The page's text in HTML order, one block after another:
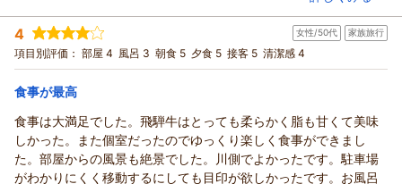
新穂高ロープウェイは、ぜひ次回リベンジですね！ 「また帰
ってきたい」と思っていただける旅になったこと、そして久し
ぶりに心からくつろげる時間になったとのお言葉、本当にあり
がたく思っております。
少し距離はございますが、またのんびりしたくなった時に、ふ
時間をありがとうございます。またお会いできる日を楽しみに
しております。
お客様係 黒淵
あたたかいお言葉もいただき、ありがとうございます。
またご縁があれば、とのお言葉までいただき、ありがたい気持
ちでいっぱいです。
次にお越しいただける日を楽しみに、これからも心を込めてお
迎えしてまいります。
（返信日：2025/12/27）
て平野屋さんは和室にしましたが、新しくはないですが清潔で景
色良く（部屋をワンランク上の眺めの良い部屋にして下さったの
では？）落ち着いて、大変、満足致しました。 お風呂も女性用
は隣に蔵の風呂も有りました。趣き有り、ユックリ入りまし
が、又、再訪したい、お宿の１つになりました。
宿泊時期： 2025年11月宿泊 (夫婦旅行)
投稿者： 洋子さん(女性/60代)
宿泊プラン： 【リラぎふ】飛騨牛鉄板焼き付の月替わり会席プラン♪
朝・夕
朝/個室利用 夕/個室利用
宿泊価格帯：
本陣平野屋 光風館からの返信
このたびはご主人さまとのご旅行に、私どもの宿をお選びいた
だき、ありがとうございます。
4 女性/50代 家族旅行
項目別評価： 部屋 4 風呂 3 朝食 5 夕食 5 接客 5 清潔感 4
食事が最高
食事は大満足でした。飛騨牛はとっても柔らかく脂も甘くて美味
しかった。また個室だったのでゆっくり楽しく食事ができまし
た。部屋からの風景も絶景でした。川側でよかったです。駐車場
がわかりにくく移動するにしても目印が欲しかったです。お風呂